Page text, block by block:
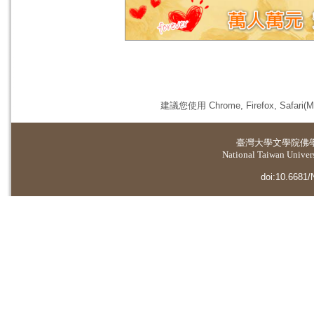
建議您使用 Chrome, Firefox,
臺灣大學文學院佛
National Taiwan
doi:10.6681/